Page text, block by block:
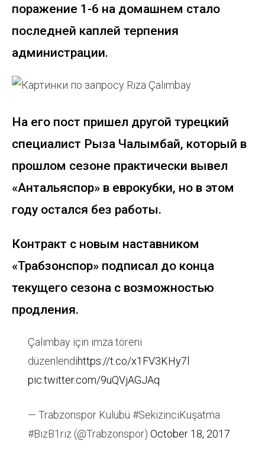
поражение 1-6 на домашнем стало
последней каплей терпения
администрации.
На его пост пришел другой турецкий
специалист Рыза Чалымбай, который в
прошлом сезоне практически вывел
«Антальяспор» в еврокубки, но в этом
году остался без работы.
Контракт с новым наставником
«Трабзонспор» подписал до конца
текущего сезона с возможностью
продления.
Çalımbay için imza töreni
düzenlendihttps://t.co/x1FV3KHy7l
pic.twitter.com/9uQVjAGJAq
— Trabzonspor Kulübü #SekizinciKuşatma
#BizB1riz (@Trabzonspor) October 18, 2017